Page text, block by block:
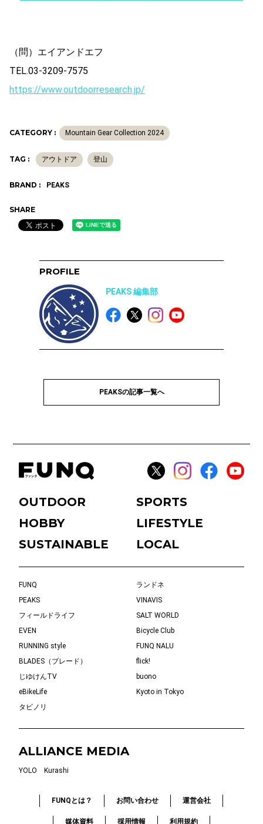
（問）エイアンドエフ
TEL.03-3209-7575
https://www.outdoorresearch.jp/
CATEGORY : Mountain Gear Collection 2024
TAG : アウトドア 登山
BRAND : PEAKS
SHARE
PROFILE
PEAKS 編集部
PEAKSの記事一覧へ
OUTDOOR
SPORTS
HOBBY
LIFESTYLE
SUSTAINABLE
LOCAL
FUNQ
ランドネ
PEAKS
VINAVIS
フィールドライフ
SALT WORLD
EVEN
Bicycle Club
RUNNING style
FUNQ NALU
BLADES（ブレード）
flick!
じゆけんTV
buono
eBikeLife
Kyoto in Tokyo
タビノリ
ALLIANCE MEDIA
YOLO Kurashi
FUNQとは？ お問い合わせ 運営会社
媒体資料 採用情報 利用規約